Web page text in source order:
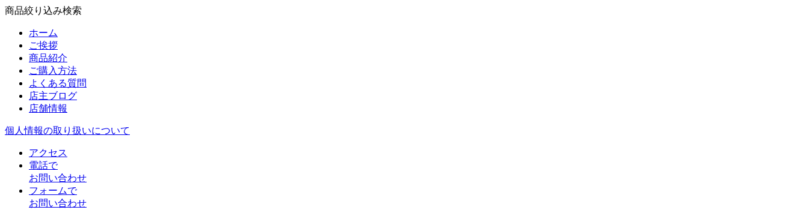
商品絞り込み検索
ホーム
ご挨拶
商品紹介
ご購入方法
よくある質問
店主ブログ
店舗情報
個人情報の取り扱いについて
アクセス
電話で
お問い合わせ
フォームで
お問い合わせ